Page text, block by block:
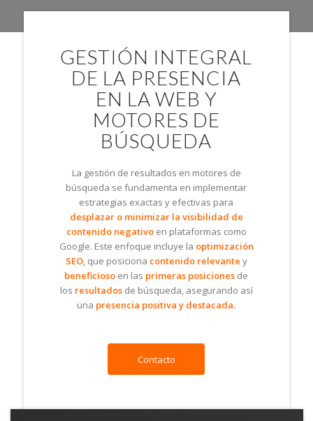
GESTIÓN INTEGRAL
DE LA PRESENCIA
EN LA WEB Y
MOTORES DE
BÚSQUEDA
La gestión de resultados en motores de
búsqueda se fundamenta en implementar
estrategias exactas y efectivas para
desplazar o minimizar la visibilidad de
contenido negativoen plataformas como
Google. Este enfoque incluye la optimización
SEO, que posiciona contenido relevante y
beneficioso en las primeras posiciones de
los resultadosde búsqueda, asegurando así
una presencia positiva y destacada.
Contacto